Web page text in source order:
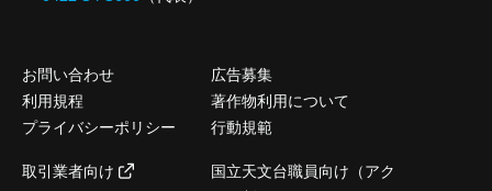
お問い合わせ
広告募集
利用規程
著作物利用について
プライバシーポリシー
行動規範
取引業者向け
国立天文台職員向け（アク